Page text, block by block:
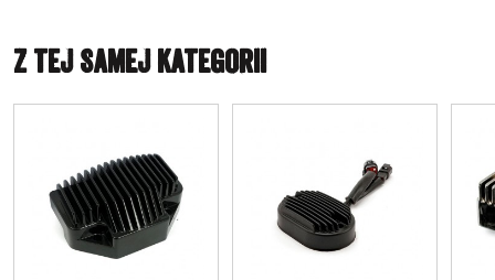
Z TEJ SAMEJ KATEGORII